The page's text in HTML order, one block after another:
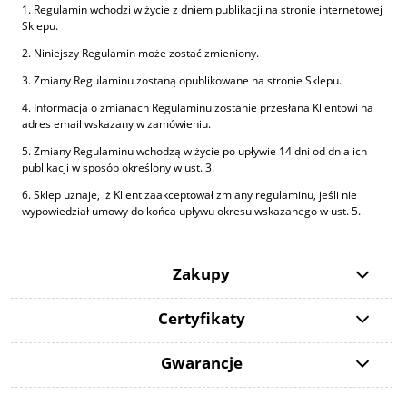
1. Regulamin wchodzi w życie z dniem publikacji na stronie internetowej
Sklepu.
2. Niniejszy Regulamin może zostać zmieniony.
3. Zmiany Regulaminu zostaną opublikowane na stronie Sklepu.
4. Informacja o zmianach Regulaminu zostanie przesłana Klientowi na
adres email wskazany w zamówieniu.
5. Zmiany Regulaminu wchodzą w życie po upływie 14 dni od dnia ich
publikacji w sposób określony w ust. 3.
6. Sklep uznaje, iż Klient zaakceptował zmiany regulaminu, jeśli nie
wypowiedział umowy do końca upływu okresu wskazanego w ust. 5.
Zakupy
Certyfikaty
Gwarancje